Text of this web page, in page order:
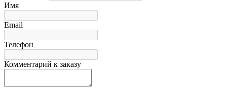
Имя
Email
Телефон
Комментарий к заказу